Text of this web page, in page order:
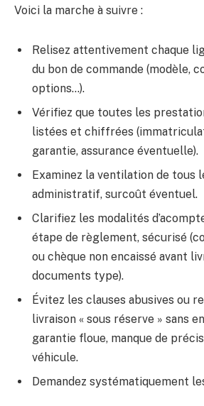
Voici la marche à suivre :
Relisez attentivement chaque
du bon de commande (modèle,
options…).
Vérifiez que toutes les
listées et chiffrées
garantie, assurance éventuelle).
Examinez la ventilation de tous
administratif, surcoût éventuel.
Clarifiez les modalités
étape de règlement, sécurisé
ou chèque non encaissé avant
documents type).
Évitez les clauses abusives ou
livraison « sous réserve » sans
garantie floue, manque de
véhicule.
Demandez systématiquement